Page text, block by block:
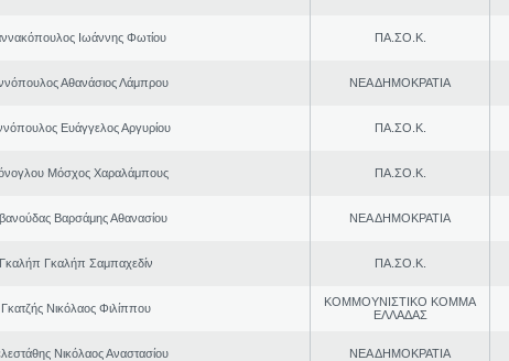
Ιωάννης Φωτίου ΠΑ.ΣΟ.Κ.
Αθανάσιος Λάμπρου ΝΕΑ ΔΗΜΟΚΡΑΤΙΑ
Ευάγγελος Αργυρίου ΠΑ.ΣΟ.Κ.
Μόσχος Χαραλάμπους ΠΑ.ΣΟ.Κ.
Βαρσάμης Αθανασίου ΝΕΑ ΔΗΜΟΚΡΑΤΙΑ
Γκαλήπ Γκαλήπ Σαμπαχεδίν ΠΑ.ΣΟ.Κ.
Γκατζής Νικόλαος Φιλίππου
ΚΟΜΜΟΥΝΙΣΤΙΚΟ ΚΟΜΜΑ
ΕΛΛΑΔΑΣ
Νικόλαος Αναστασίου ΝΕΑ ΔΗΜΟΚΡΑΤΙΑ